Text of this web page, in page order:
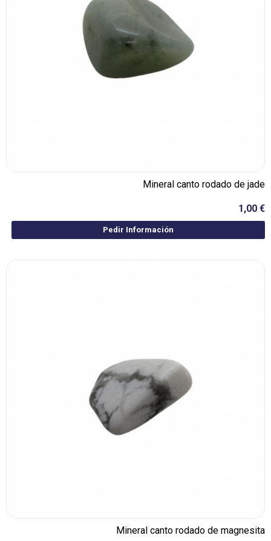
Mineral canto rodado de jade
1,00 €
Pedir Información
Mineral canto rodado de magnesita